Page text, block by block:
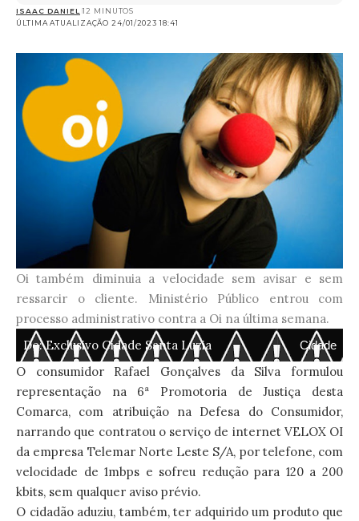
ÚLTIMA ATUALIZAÇÃO 24/01/2023 18:41
ISAAC DANIEL 12 MINUTOS
Oi também diminuia a velocidade sem avisar e sem
ressarcir o cliente. Ministério Público entrou com
processo administrativo contra a Oi na última semana.
De:Exclusivo Cidade Santa Luzia Cidade
O consumidor Rafael Gonçalves da Silva formulou
representação na 6ª Promotoria de Justiça desta
Comarca, com atribuição na Defesa do Consumidor,
narrando que contratou o serviço de internet VELOX OI
da empresa Telemar Norte Leste S/A, por telefone, com
velocidade de 1mbps e sofreu redução para 120 a 200
kbits, sem qualquer aviso prévio.
O cidadão aduziu, também, ter adquirido um produto que